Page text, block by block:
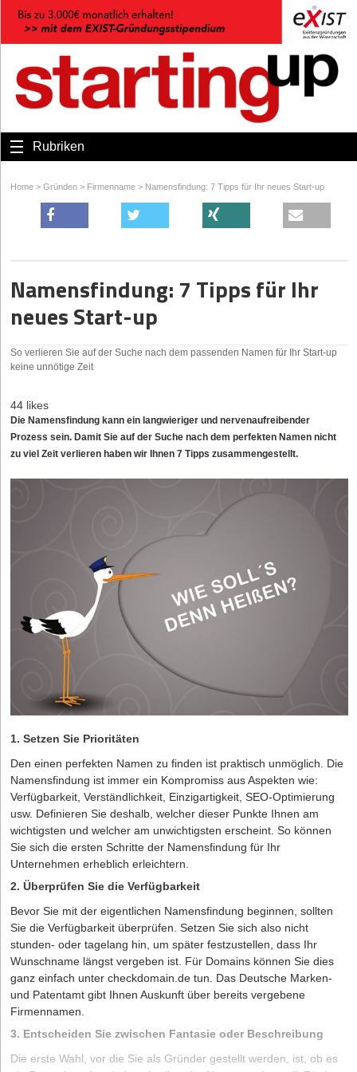
Rubriken
Home > Gründen > Firmenname > Namensfindung: 7 Tipps für Ihr neues Start-up
Namensfindung: 7 Tipps für Ihr
neues Start-up
So verlieren Sie auf der Suche nach dem passenden Namen für Ihr Start-up
keine unnötige Zeit
44 likes
Die Namensfindung kann ein langwieriger und nervenaufreibender
Prozess sein. Damit Sie auf der Suche nach dem perfekten Namen nicht
zu viel Zeit verlieren haben wir Ihnen 7 Tipps zusammengestellt.
1. Setzen Sie Prioritäten
Den einen perfekten Namen zu finden ist praktisch unmöglich. Die
Namensfindung ist immer ein Kompromiss aus Aspekten wie:
Verfügbarkeit, Verständlichkeit, Einzigartigkeit, SEO-Optimierung
usw. Definieren Sie deshalb, welcher dieser Punkte Ihnen am
wichtigsten und welcher am unwichtigsten erscheint. So können
Sie sich die ersten Schritte der Namensfindung für Ihr
Unternehmen erheblich erleichtern.
2. Überprüfen Sie die Verfügbarkeit
Bevor Sie mit der eigentlichen Namensfindung beginnen, sollten
Sie die Verfügbarkeit überprüfen. Setzen Sie sich also nicht
stunden- oder tagelang hin, um später festzustellen, dass Ihr
Wunschname längst vergeben ist. Für Domains können Sie dies
ganz einfach unter checkdomain.de tun. Das Deutsche Marken-
und Patentamt gibt Ihnen Auskunft über bereits vergebene
Firmennamen.
3. Entscheiden Sie zwischen Fantasie oder Beschreibung
Die erste Wahl, vor die Sie als Gründer gestellt werden, ist, ob es